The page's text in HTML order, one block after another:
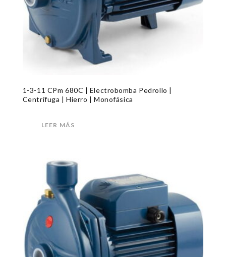
1-3-11 CPm 680C | Electrobomba Pedrollo |
Centrífuga | Hierro | Monofásica
LEER MÁS